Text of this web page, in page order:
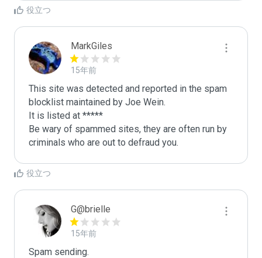
役立つ
MarkGiles
15年前
This site was detected and reported in the spam
blocklist maintained by Joe Wein.
It is listed at *****
Be wary of spammed sites, they are often run by
criminals who are out to defraud you.
役立つ
G@brielle
15年前
Spam sending.